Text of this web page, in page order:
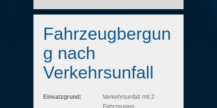
Fahrzeugbergun
g nach
Verkehrsunfall
Einsatzgrund:
Verkehrsunfall mit 2
Fahrzeugen